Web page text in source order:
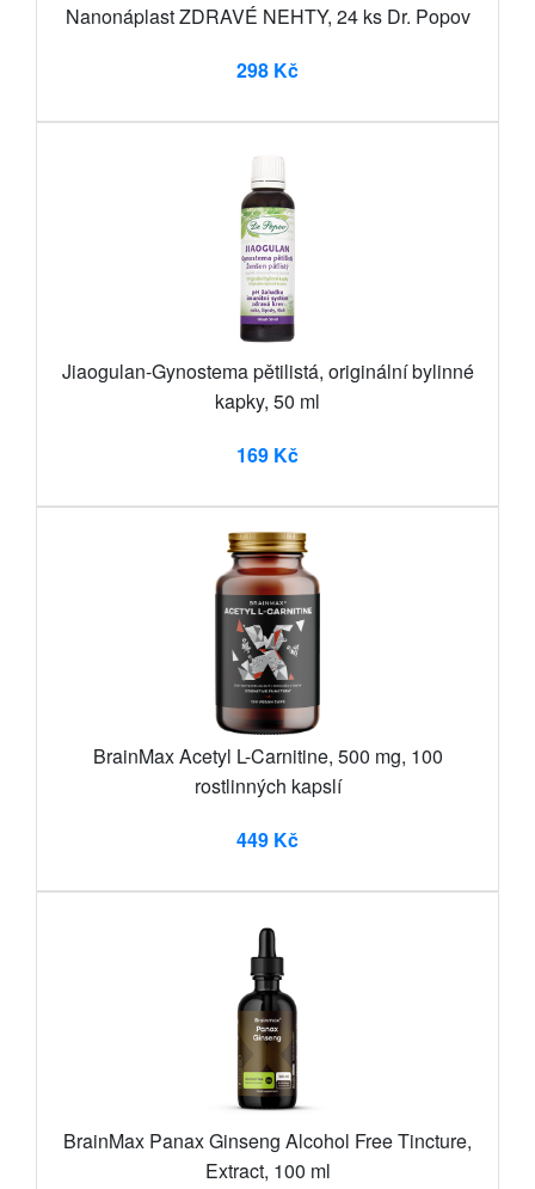
Nanonáplast ZDRAVÉ NEHTY, 24 ks Dr. Popov
298 Kč
Jiaogulan-Gynostema pětilistá, originální bylinné
kapky, 50 ml
169 Kč
BrainMax Acetyl L-Carnitine, 500 mg, 100
rostlinných kapslí
449 Kč
BrainMax Panax Ginseng Alcohol Free Tincture,
Extract, 100 ml